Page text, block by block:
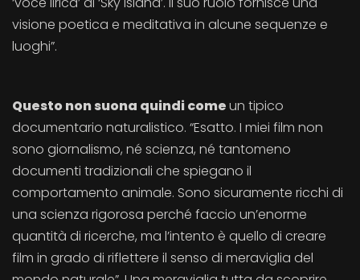
visione poetica e meditativa in alcune sequenze e
luoghi”.
Questo non suona quindi comeun tipico
documentario naturalistico. “Esatto. I miei film non
sono giornalismo, né scienza, né tantomeno
documenti tradizionali che spiegano il
comportamento animale. Sono sicuramente ricchi di
una scienza rigorosa perché faccio un’enorme
quantità di ricerche, ma l’intento è quello di creare
film in grado di riflettere il senso di meraviglia del